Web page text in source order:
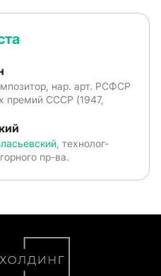
нар. арт. РСФСР
премий СССР (1947,
, технолог-
пр-ва.